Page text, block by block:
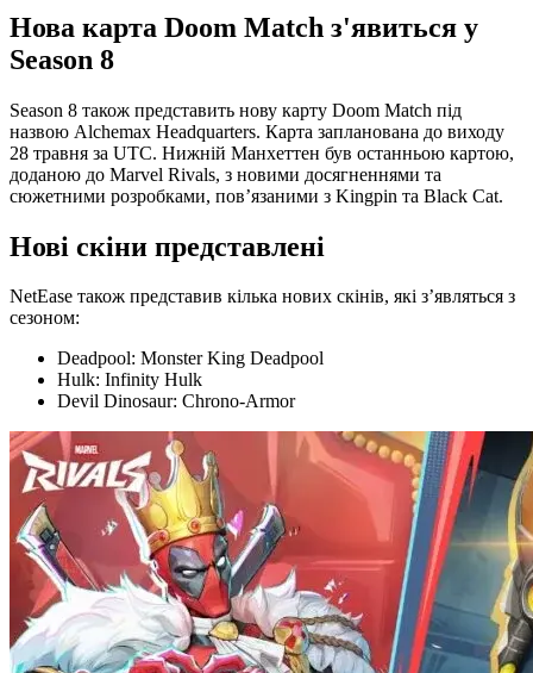
Нова карта Doom Match з'явиться у
Season 8
Season 8 також представить нову карту Doom Match під
назвою Alchemax Headquarters. Карта запланована до виходу
28 травня за UTC. Нижній Манхеттен був останньою картою,
доданою до Marvel Rivals, з новими досягненнями та
сюжетними розробками, пов’язаними з Kingpin та Black Cat.
Нові скіни представлені
NetEase також представив кілька нових скінів, які з’являться з
сезоном:
Deadpool: Monster King Deadpool
Hulk: Infinity Hulk
Devil Dinosaur: Chrono-Armor